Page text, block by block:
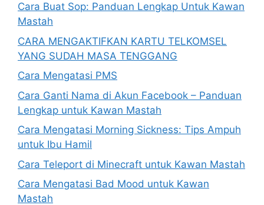
Cara Buat Sop: Panduan Lengkap Untuk Kawan
Mastah
CARA MENGAKTIFKAN KARTU TELKOMSEL
YANG SUDAH MASA TENGGANG
Cara Mengatasi PMS
Cara Ganti Nama di Akun Facebook – Panduan
Lengkap untuk Kawan Mastah
Cara Mengatasi Morning Sickness: Tips Ampuh
untuk Ibu Hamil
Cara Teleport di Minecraft untuk Kawan Mastah
Cara Mengatasi Bad Mood untuk Kawan
Mastah